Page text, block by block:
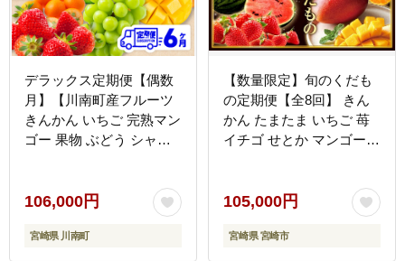
デラックス定期便【偶数
月】【川南町産フルーツ
きんかん いちご 完熟マン
ゴー 果物 ぶどう シャイ
106,000円
宮崎県 川南町
【数量限定】旬のくだも
の定期便【全8回】 きん
かん たまたま いちご 苺
イチゴ せとか マンゴー
物 定期便
105,000円
宮崎県 宮崎市